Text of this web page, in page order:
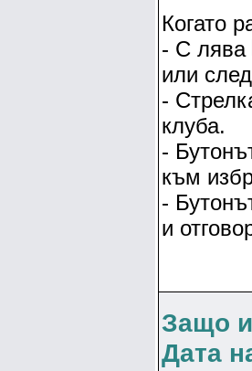
Когато
- С лява
или
-
клуба.
-
към
-
и
Защо
Дата